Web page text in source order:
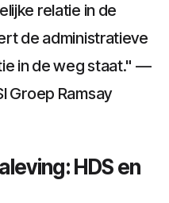
relatie in de
de administratieve
in de weg staat." —
Groep Ramsay
HDS en